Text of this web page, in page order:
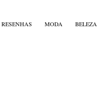
RESENHAS MODA BELEZA